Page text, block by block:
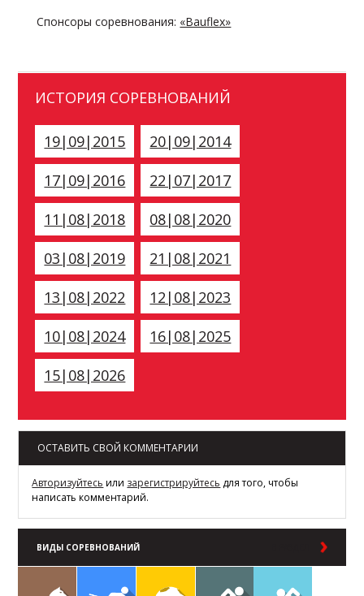
Спонсоры соревнования: «Bauflex»
ИСТОРИЯ СОРЕВНОВАНИЙ
19|09|2015
20|09|2014
17|09|2016
22|07|2017
11|08|2018
08|08|2020
03|08|2019
21|08|2021
13|08|2022
12|08|2023
10|08|2024
16|08|2025
15|08|2026
ОСТАВИТЬ СВОЙ КОММЕНТАРИИ
Авторизуйтесь или зарегистрируйтесь для того, чтобы
написать комментарий.
ВИДЫ СОРЕВНОВАНИЙ